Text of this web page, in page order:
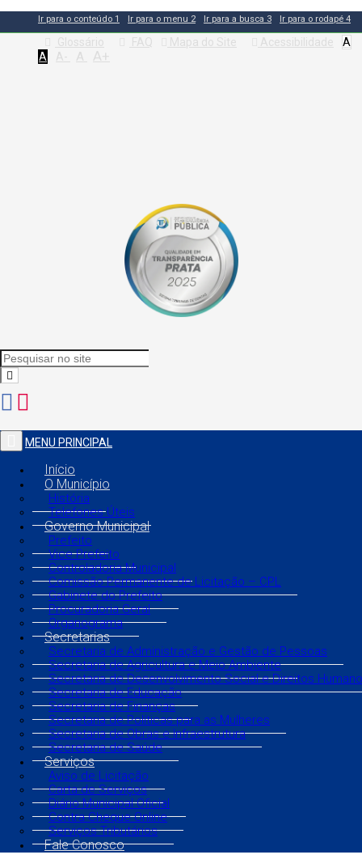
Ir para o conteúdo 1 Ir para o menu 2 Ir para a busca 3 Ir para o rodapé 4
Glossário FAQ Mapa do Site Acessibilidade
A
A
A- A A+
MENU PRINCIPAL
Início
O Município
História
Telefones Úteis
Governo Municipal
Prefeito
Vice Prefeito
Controladoria Municipal
Comissão Permanente de Licitação – CPL
Gabinete do Prefeito
Procuradoria Geral
Organograma
Secretarias
Secretaria de Administração e Gestão de Pessoas
Secretaria de Agricultura e Meio Ambiente
Secretaria de Desenvolvimento Social e Direitos
Secretaria de Educação
Secretaria de Finanças
Secretaria de Políticas para as Mulheres
Secretaria de Obras e Infraestrutura
Secretaria de Saúde
Serviços
Aviso de Licitação
Carta de Serviços
Diário Municipal Oficial
Contra Cheque Online
Serviços Tributários
Fale Conosco